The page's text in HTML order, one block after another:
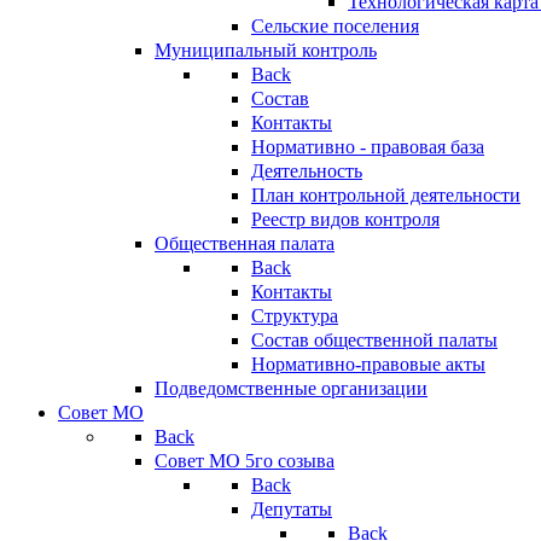
Сельские поселения
Муниципальный контроль
Back
Состав
Контакты
Нормативно - правовая база
Деятельность
План контрольной деятельности
Реестр видов контроля
Общественная палата
Back
Контакты
Структура
Состав общественной палаты
Нормативно-правовые акты
Подведомственные организации
Совет МО
Back
Совет МО 5го созыва
Back
Депутаты
Back